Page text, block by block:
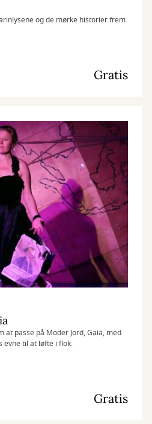
og de mørke historier frem.
Gratis
at passe på Moder Jord, Gaia, med
evne til at løfte i flok.
Gratis